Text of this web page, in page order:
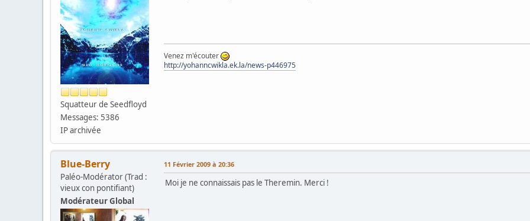
Squatteur de Seedfloyd
Messages: 5386
IP archivée
Venez m'écouter
http://yohanncwikla.ek.la/news-p446975
Blue-Berry
Paléo-Modérator (Trad :
vieux con pontifiant)
Modérateur Global
11 Février 2009 à 20:36
Moi je ne connaissais pas le Theremin. Merci !